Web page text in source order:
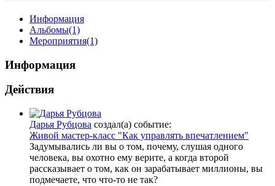
Информация
Альбомы(1)
Мероприятия(1)
Информация
Действия
Дарья Рубцова создал(а) событие:
Живой мастер-класс "Как управлять впечатлением"
Задумывались ли вы о том, почему, слушая одного
человека, вы охотно ему верите, а когда второй
рассказывает о том, как он зарабатывает миллионы, вы
подмечаете, что что-то не так?